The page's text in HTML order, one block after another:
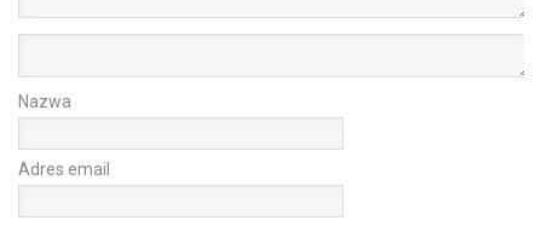
Nazwa
Adres email